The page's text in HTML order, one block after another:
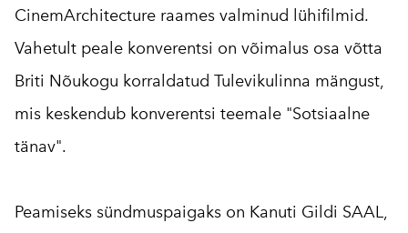
CinemArchitecture raames valminud lühifilmid.
Vahetult peale konverentsi on võimalus osa võtta
Briti Nõukogu korraldatud Tulevikulinna mängust,
mis keskendub konverentsi teemale "Sotsiaalne
tänav".
Peamiseks sündmuspaigaks on Kanuti Gildi SAAL,